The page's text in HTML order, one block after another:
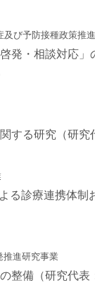
び予防接種政策推
発・相談対応
する研究（研究
る診療連携体制
推進研究事業
整備（研究代表